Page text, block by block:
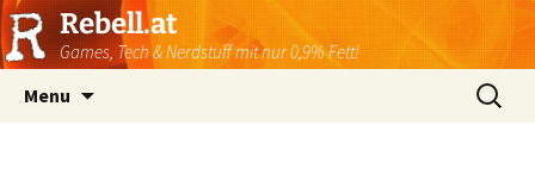
Rebell.at
Games, Tech & Nerdstuff mit nur 0,9% Fett!
Menu
Suchen
nach: